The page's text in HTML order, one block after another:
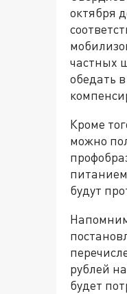
октября
частных
обедать
Кроме
можно
будут
рублей
будет